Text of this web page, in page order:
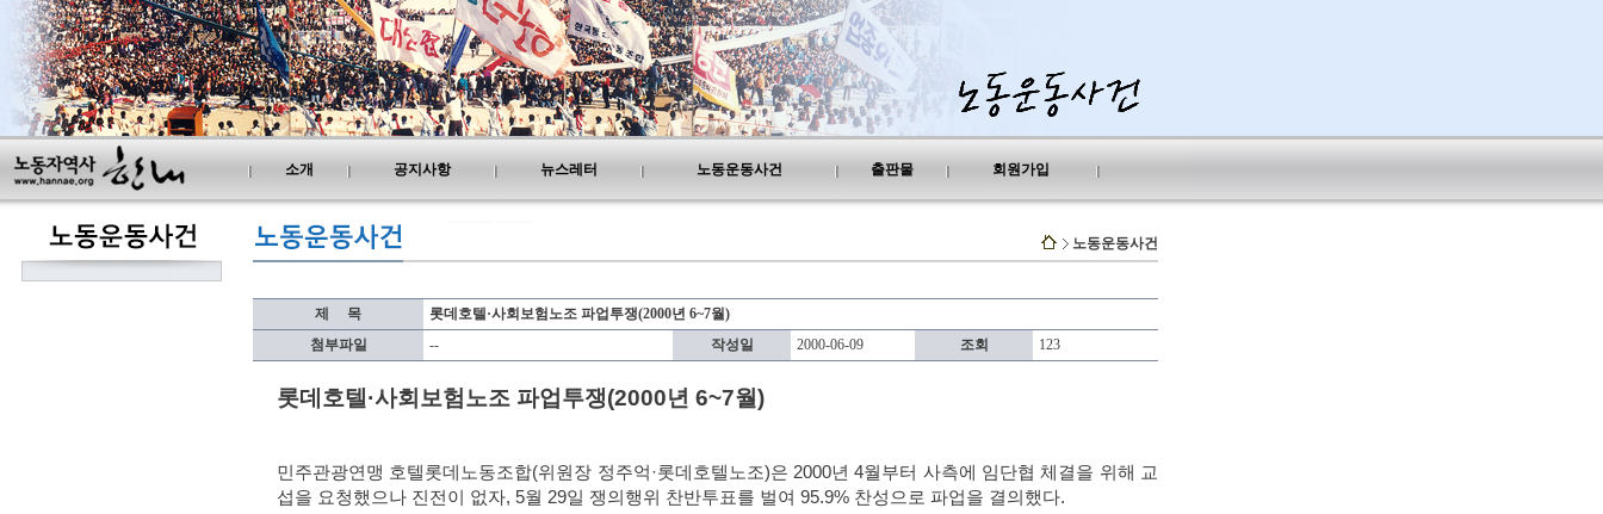
소개 공지사항 뉴스레터 노동운동사건 출판물 회원가입
노동운동사건
제 목
롯데호텔·사회보험노조 파업투쟁(2000년 6~7월)
첨부파일
-- 작성일 2000-06-09 조회 123
롯데호텔 ·사회보험노조 파업투쟁(2000년 6~7월)
민주관광연맹 호텔롯데노동조합(위원장 정주억·롯데호텔노조)은 2000년4월부터 사측에 임단협 체결을 위해 교
섭을 요청했으나 진전이 없자, 5월 29일 쟁의행위 찬반투표를 벌여 95.9% 찬성으로 파업을 결의했다.